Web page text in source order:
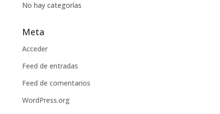
No hay categorías
Meta
Acceder
Feed de entradas
Feed de comentarios
WordPress.org